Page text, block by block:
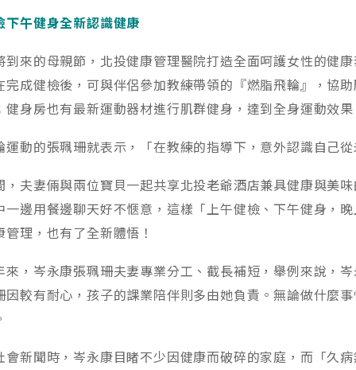
下午健身全新認識健康
到來的母親節，北投健康管理醫院打造全面呵護女性的健
完成健檢後，可與伴侶參加教練帶領的『燃脂飛輪』，協
健身房也有最新運動器材進行肌群健身，達到全身運動效果
運動的張珮珊就表示，「在教練的指導下，意外認識自己
，夫妻倆與兩位寶貝一起共享北投老爺酒店兼具健康與美
一邊用餐邊聊天好不愜意，這樣「上午健檢、下午健身，
管理，也有了全新體悟！
來，岑永康張珮珊夫妻專業分工、截長補短，舉例來說，
因較有耐心，孩子的課業陪伴則多由她負責。無論做什麼
會新聞時，岑永康目睹不少因健康而破碎的家庭，而「久